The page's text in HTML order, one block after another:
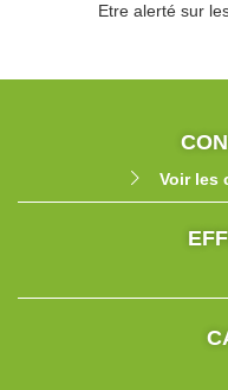
Etre alerté sur
Voir les